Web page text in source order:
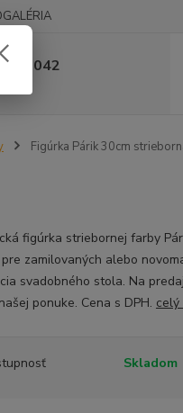
042
Figúrka Párik 30cm
figúrka striebornej farby
zamilovaných alebo
svadobného stola. Na
ponuke. Cena s DPH. celý
Skladom